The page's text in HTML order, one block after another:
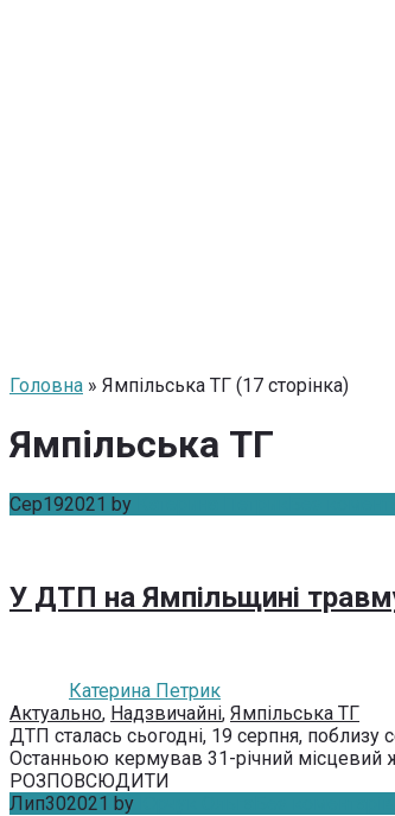
Головна » Ямпільська ТГ (17 сторінка)
Ямпільська ТГ
Сер192021 by
У ДТП на Ямпільщині
Катерина Петрик
Актуально, Надзвичайні, Ямпільська ТГ
ДТП сталась сьогодні, 19 серпня,
Останньою кермував 31-річний місцевий
РОЗПОВСЮДИТИ
Лип302021 by